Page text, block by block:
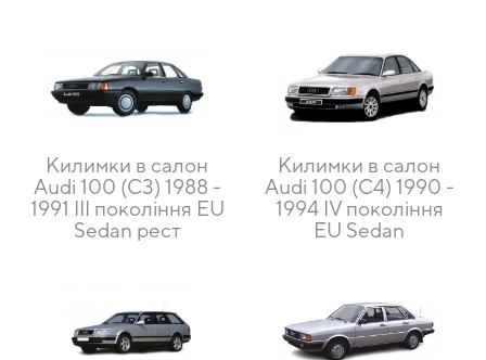
Килимки в салон
Audi 100 (C3) 1988 -
1991 III покоління EU
Sedan рест
Килимки в салон
Audi 100 (C4) 1990 -
1994 IV покоління
EU Sedan